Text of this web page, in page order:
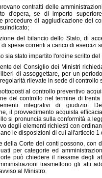
contratti delle
d'opera, se di importo
procedure di aggiudicazione dei
del bilancio dello Stato, di
spese correnti a carico di esercizi
sia stato impartito l'ordine scritto del
del Consiglio dei Ministri
di assoggettare, per un
rilevate in sede di controllo
al controllo preventivo
del controllo nel termine di
integrativi di giudizio.
il provvedimento acquista
si pronuncia sulla conformità a
degli elementi richiesti con
le disposizioni di cui all'articolo
della Corte dei conti possono, con
per categorie ed
può chiedere il riesame degli
trasmettono gli atti
al Ministro.